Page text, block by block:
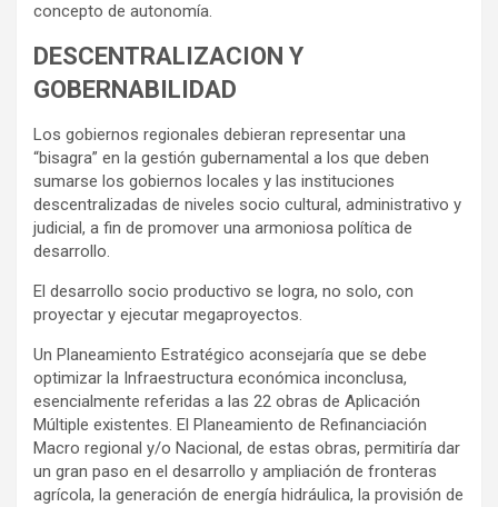
concepto de autonomía.
DESCENTRALIZACION Y
GOBERNABILIDAD
Los gobiernos regionales debieran representar una
“bisagra” en la gestión gubernamental a los que deben
sumarse los gobiernos locales y las instituciones
descentralizadas de niveles socio cultural, administrativo y
judicial, a fin de promover una armoniosa política de
desarrollo.
El desarrollo socio productivo se logra, no solo, con
proyectar y ejecutar megaproyectos.
Un Planeamiento Estratégico aconsejaría que se debe
optimizar la Infraestructura económica inconclusa,
esencialmente referidas a las 22 obras de Aplicación
Múltiple existentes. El Planeamiento de Refinanciación
Macro regional y/o Nacional, de estas obras, permitiría dar
un gran paso en el desarrollo y ampliación de fronteras
agrícola, la generación de energía hidráulica, la provisión de